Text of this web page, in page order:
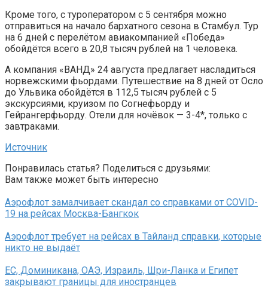
Кроме того, с туроператором с 5 сентября можно
отправиться на начало бархатного сезона в Стамбул. Тур
на 6 дней с перелётом авиакомпанией «Победа»
обойдётся всего в 20,8 тысяч рублей на 1 человека.
А компания «ВАНД» 24 августа предлагает насладиться
норвежскими фьордами. Путешествие на 8 дней от Осло
до Ульвика обойдётся в 112,5 тысяч рублей с 5
экскурсиями, круизом по Согнефьорду и
Гейрангерфьорду. Отели для ночёвок — 3-4*, только с
завтраками.
Источник
Понравилась статья? Поделиться с друзьями:
Вам также может быть интересно
Аэрофлот замалчивает скандал со справками от COVID-
19 на рейсах Москва-Бангкок
Аэрофлот требует на рейсах в Тайланд справки, которые
никто не выдаёт
ЕС, Доминикана, ОАЭ, Израиль, Шри-Ланка и Египет
закрывают границы для иностранцев